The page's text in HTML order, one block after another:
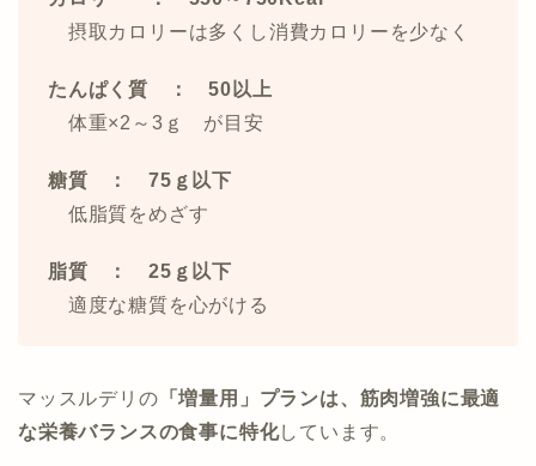
摂取カロリーは多くし消費カロリーを少なく
たんぱく質 ： 50以上
体重×2～3ｇ が目安
糖質 ： 75ｇ以下
低脂質をめざす
脂質 ： 25ｇ以下
適度な糖質を心がける
マッスルデリの 「増量用」プランは、筋肉増強に最適
な栄養バランスの食事に特化しています。